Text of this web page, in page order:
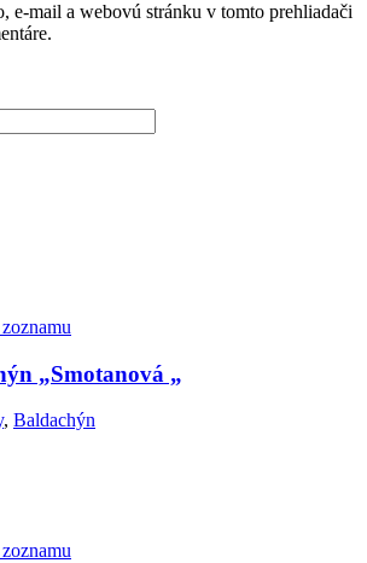
e-mail a webovú stránku v tomto prehliadači
„Smotanová „
, Baldachýn